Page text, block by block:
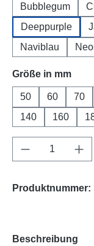
Bubblegum
Deeppurple
Naviblau
Größe in mm
50 60 70
140
160
Produkt
Produktnummer:
Beschreibung